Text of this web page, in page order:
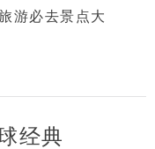
游必去景点大
经典